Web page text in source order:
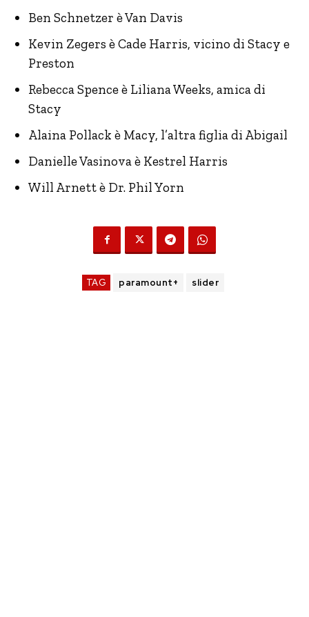
Ben Schnetzer è Van Davis
Kevin Zegers è Cade Harris, vicino di Stacy e
Preston
Rebecca Spence è Liliana Weeks, amica di
Stacy
Alaina Pollack è Macy, l’altra figlia di Abigail
Danielle Vasinova è Kestrel Harris
Will Arnett è Dr. Phil Yorn
TAG paramount+ slider